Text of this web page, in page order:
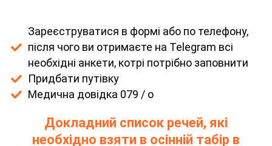
Зареєструватися в формі або по телефону,
після чого ви отримаєте на Telegram всі
необхідні анкети, котрі потрібно заповнити
Придбати путівку
Медична довідка 079 / о
Докладний список речей, які
необхідно взяти в осінній табір в